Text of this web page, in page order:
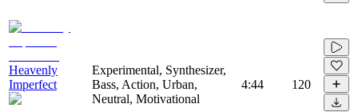
Heavenly
Imperfect
Experimental, Synthesizer,
Bass, Action, Urban,
Neutral, Motivational
4:44 120